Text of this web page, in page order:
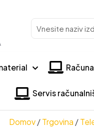
Vnesite
naziv
Servis
Domov / Trgovina /